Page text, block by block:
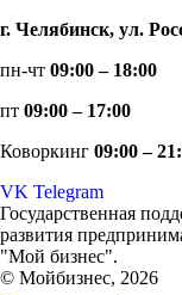
г. Челябинск, ул.
пн-чт 09:00 – 18:00
пт 09:00 – 17:00
Коворкинг 09:00 –
VK Telegram
Государственная
развития
"Мой бизнес".
© Мойбизнес, 2026